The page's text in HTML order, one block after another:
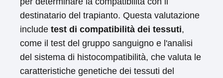
destinatario del trapianto. Questa valutazione
include test di compatibilità dei tessuti,
come il test del gruppo sanguigno e l'analisi
del sistema di histocompatibilità, che valuta le
caratteristiche genetiche dei tessuti del